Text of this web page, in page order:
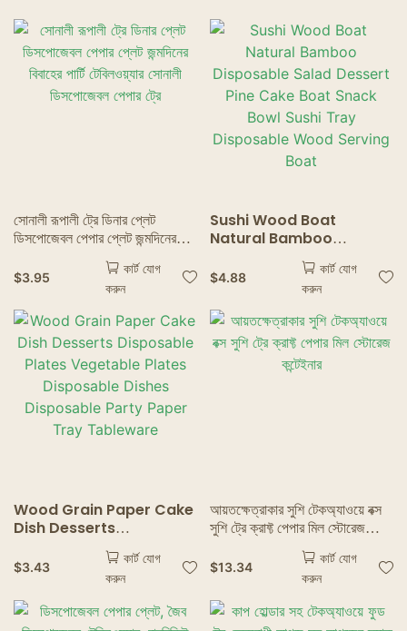
সোনালী রূপালী ট্রে ডিনার প্লেট
ডিসপোজেবল পেপার প্লেট জন্মদিনের
বিবাহের পার্টি টেবিলওয়্যার সোনালী
ডিসপোজেবল পেপার ট্রে
$3.95
কার্ট যোগ
করুন
Sushi Wood Boat
Natural Bamboo
Disposable Salad
Dessert Pine Cake Boat
Snack Bowl Sushi Tray
Disposable Wood
Serving Boat
$4.88
কার্ট যোগ
করুন
Wood Grain Paper Cake
Dish Desserts
Disposable Plates
Vegetable Plates
Disposable Dishes
Disposable Party Paper
Tray Tableware
$3.43
কার্ট যোগ
করুন
আয়তক্ষেত্রাকার সুশি টেকঅ্যাওয়ে বক্স
সুশি ট্রে ক্রাফ্ট পেপার মিল স্টোরেজ
$13.34
কার্ট যোগ
করুন